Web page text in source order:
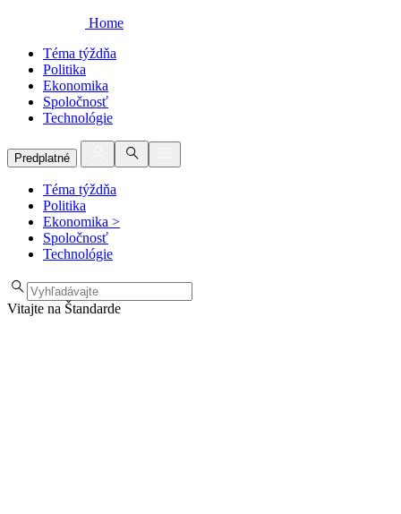
Home
Téma týždňa
Politika
Ekonomika
Spoločnosť
Technológie
Predplatné
Téma týždňa
Politika
Ekonomika >
Spoločnosť
Technológie
Vitajte na Štandarde